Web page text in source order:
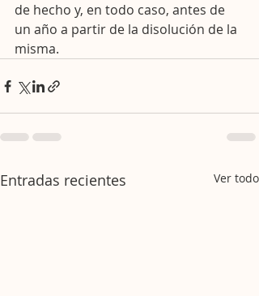
de hecho y, en todo caso, antes de
un año a partir de la disolución de la
misma.
Entradas recientes Ver todo